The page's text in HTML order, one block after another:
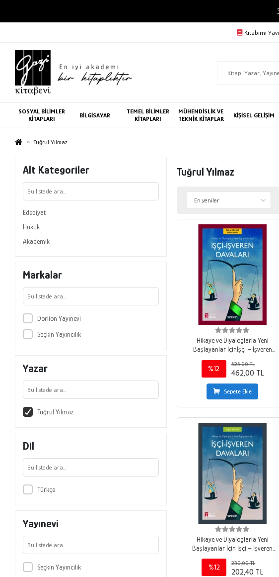
Kitabımı
SOSYAL BİLİMLER
KİTAPLARI
BİLGİSAYAR
TEMEL BİLİMLER
KİTAPLARI
MÜHENDİSLİK VE
TEKNİK KİTAPLAR
KİŞİSEL GELİŞİM
Tuğrul Yılmaz
Alt Kategoriler
Edebiyat
Hukuk
Akademik
Markalar
Dorlion Yayınevi
Seçkin Yayıncılık
Yazar
Tuğrul Yılmaz
Dil
Türkçe
Yayınevi
Seçkin Yayıncılık
Tuğrul Yılmaz
Hikaye ve Diyaloglarla Yeni
Başlayanlar İçinİşçi – İşveren
Davaları
%12
525,00 TL
462,00 TL
Sepete Ekle
Hikaye ve Diyaloglarla Yeni
Başlayanlar İçin İşçi – İşveren
Davaları
%12
230,00 TL
202,40 TL